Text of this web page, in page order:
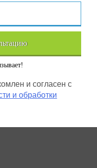
и согласен с
и обработки